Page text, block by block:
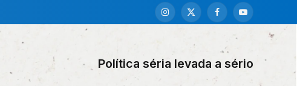
Instagram
X
FacebookYouTube
Política séria levada a sério